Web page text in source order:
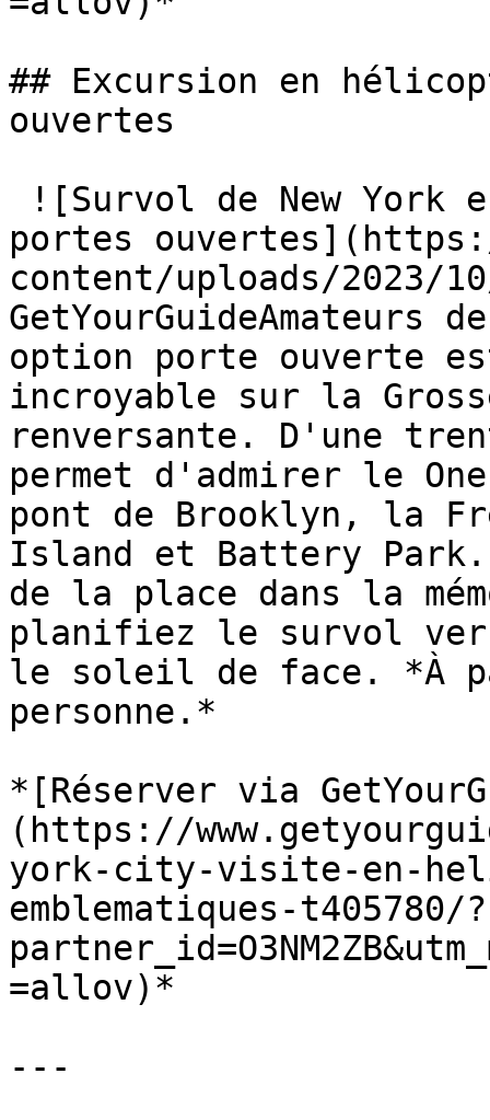
## Excursion en
ouvertes
portes
content/uploads/2023/
option porte ouverte
incroyable sur la
renversante. D'une
permet d'admirer le
pont de Brooklyn, la
Island et Battery
de la place dans la
planifiez le survol
le soleil de face. *À
personne.*
*[Réserver via
(https://
york-city-visite-en-
emblematiques-t405780/?
=allov)*
---